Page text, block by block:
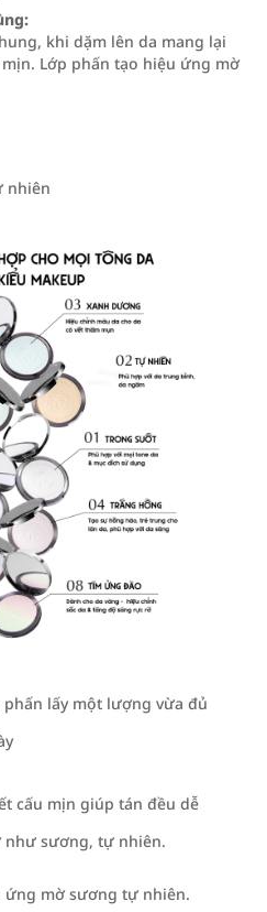
khi dặm lên da mang lại
Lớp phấn tạo hiệu ứng mờ
nhiên
lấy một lượng vừa đủ
cấu mịn giúp tán đều dễ
như sương, tự nhiên.
ứng mờ sương tự nhiên.